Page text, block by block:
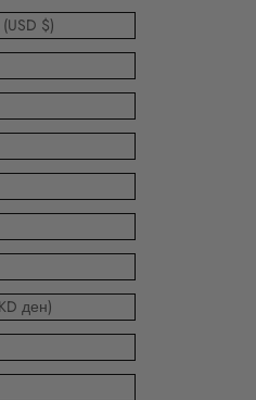
Isole Vergini Britanniche (USD $)
Macedonia del Nord (MKD ден)